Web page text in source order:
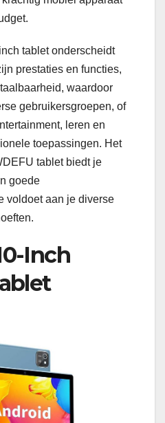
tablet onderscheidt
prestaties en functies,
waardoor
gebruikersgroepen, of
leren en
toepassingen. Het
tablet biedt je
goede
voldoet aan je diverse
Inch